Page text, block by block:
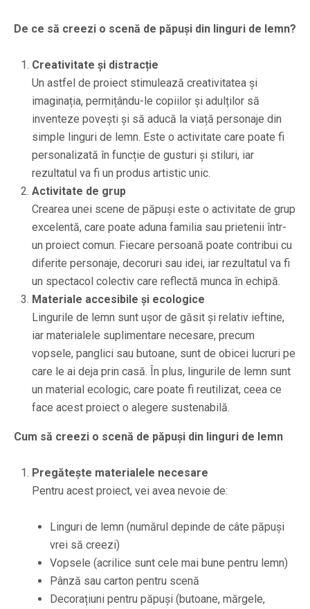
De ce să creezi o scenă de păpuși din linguri de lemn?
Creativitate și distracție
Un astfel de proiect stimulează creativitatea și
imaginația, permițându-le copiilor și adulților să
inventeze povești și să aducă la viață personaje din
simple linguri de lemn. Este o activitate care poate fi
personalizată în funcție de gusturi și stiluri, iar
rezultatul va fi un produs artistic unic.
Activitate de grup
Crearea unei scene de păpuși este o activitate de grup
excelentă, care poate aduna familia sau prietenii într-
un proiect comun. Fiecare persoană poate contribui cu
diferite personaje, decoruri sau idei, iar rezultatul va fi
un spectacol colectiv care reflectă munca în echipă.
Materiale accesibile și ecologice
Lingurile de lemn sunt ușor de găsit și relativ ieftine,
iar materialele suplimentare necesare, precum
vopsele, panglici sau butoane, sunt de obicei lucruri pe
care le ai deja prin casă. În plus, lingurile de lemn sunt
un material ecologic, care poate fi reutilizat, ceea ce
face acest proiect o alegere sustenabilă.
Cum să creezi o scenă de păpuși din linguri de lemn
Pregătește materialele necesare
Pentru acest proiect, vei avea nevoie de:
Linguri de lemn (numărul depinde de câte păpuși
vrei să creezi)
Vopsele (acrilice sunt cele mai bune pentru lemn)
Pânză sau carton pentru scenă
Decorațiuni pentru păpuși (butoane, mărgele,